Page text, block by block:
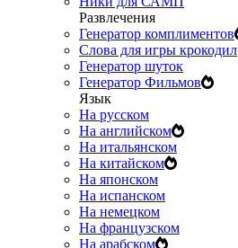
Развлечения
Генератор комплиментов
Слова для игры крокодил
Генератор шуток
Генератор Фильмов
Язык
На русском
На английском
На итальянском
На китайском
На японском
На испанском
На немецком
На французском
На арабском